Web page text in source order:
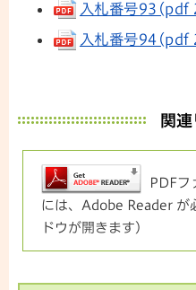
入札番号93(pdf
入札番号94(pdf
関
PDFフ
には、Adobe Reader が
ドウが開きます）